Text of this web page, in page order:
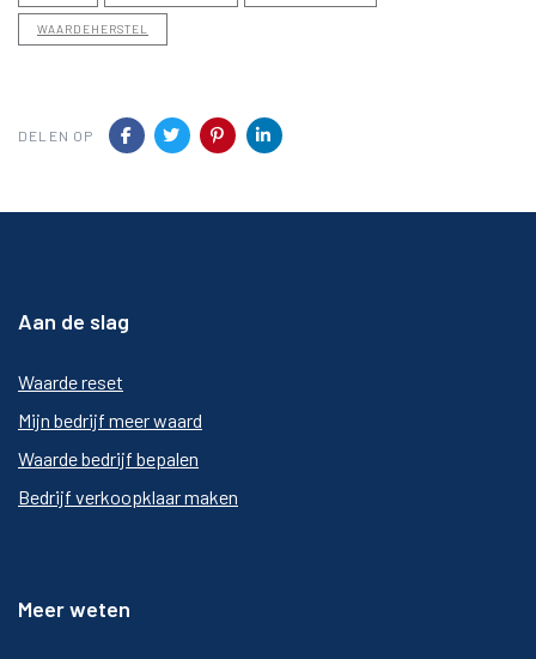
WAARDEHERSTEL
DELEN OP
Aan de slag
Waarde reset
Mijn bedrijf meer waard
Waarde bedrijf bepalen
Bedrijf verkoopklaar maken
Meer weten